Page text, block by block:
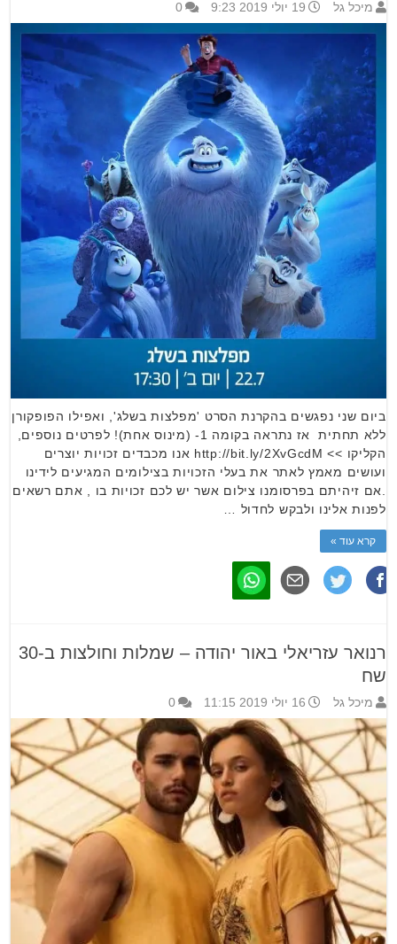
מיכל גל 19 יולי 2019 9:23 0
ביום שני נפגשים בהקרנת הסרט 'מפלצות בשלג', ואפילו הפופקורן
ללא תחתית אז נתראה בקומה 1- (מינוס אחת)! לפרטים נוספים,
הקליקו >> http://bit.ly/2XvGcdM אנו מכבדים זכויות יוצרים
ועושים מאמץ לאתר את בעלי הזכויות בצילומים המגיעים לידינו
.אם זיהיתם בפרסומנו צילום אשר יש לכם זכויות בו , אתם רשאים
לפנות אלינו ולבקש לחדול …
קרא עוד »
רנואר עזריאלי באור יהודה – שמלות וחולצות ב-30
שח
מיכל גל 16 יולי 2019 11:15 0